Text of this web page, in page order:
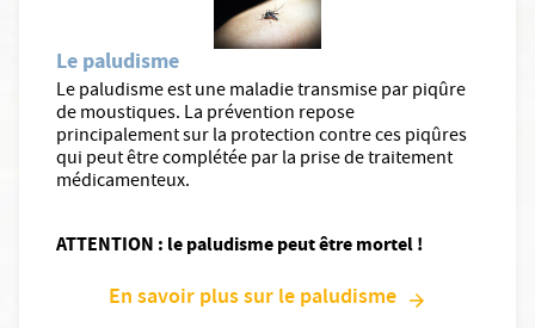
Le paludisme
Le paludisme est une maladie transmise par piqûre
de moustiques. La prévention repose
principalement sur la protection contre ces piqûres
qui peut être complétée par la prise de traitement
médicamenteux.
ATTENTION : le paludisme peut être mortel !
En savoir plus sur le paludisme